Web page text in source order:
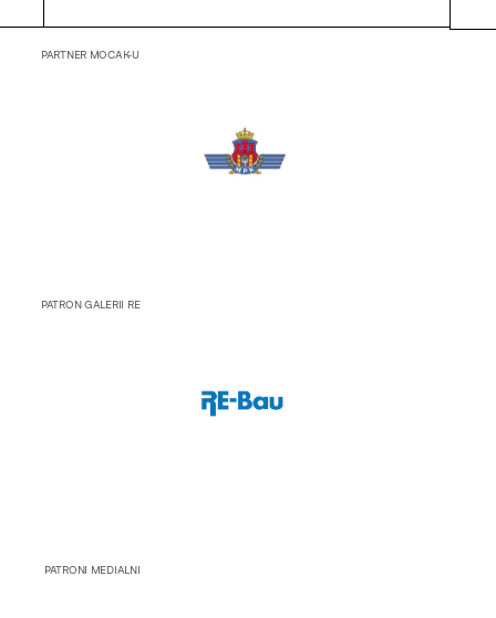
PARTNER MOCAK-U
PATRON GALERII RE
PATRONI MEDIALNI